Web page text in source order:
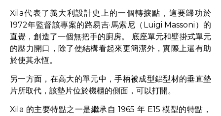
Xila代表了義大利設計史上的一個轉捩點，這要歸功於
1972年監督該專案的路易吉·馬索尼（Luigi Massoni）的
直覺，創造了一個無把手的廚房。 底座單元和壁掛式單元
的壓力開口，除了使結構看起來更簡潔外，實際上還有助
於使其永恆。
另一方面，在高大的單元中，手柄被成型鋁型材的垂直墊
片所取代，該墊片位於機櫃的側面，可以打開。
Xila 的主要特點之一是繼承自 1965 年 E15 模型的特點，